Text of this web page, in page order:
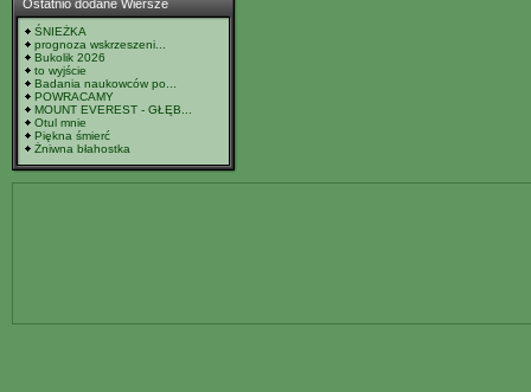
Ostatnio dodane Wiersze
ŚNIEŻKA
prognoza wskrzeszeni...
Bukolik 2026
to wyjście
Badania naukowców po...
POWRACAMY
MOUNT EVEREST - GŁĘB...
Otul mnie
Piękna śmierć
Żniwna błahostka